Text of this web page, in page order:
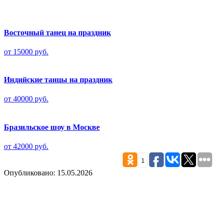
Восточный танец на праздник
от 15000 руб.
Индийские танцы на праздник
от 40000 руб.
Бразильское шоу в Москве
от 42000 руб.
1
Опубликовано: 15.05.2026